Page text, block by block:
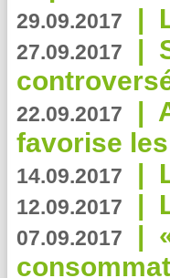
29.09.2017 |
27.09.2017 |
22.09.2017 |
favorise
14.09.2017 |
12.09.2017 |
07.09.2017 |